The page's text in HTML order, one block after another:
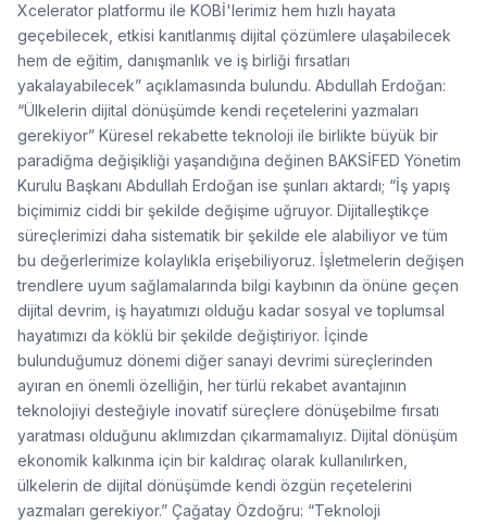
Xcelerator platformu ile KOBİ'lerimiz hem hızlı hayata
geçebilecek, etkisi kanıtlanmış dijital çözümlere ulaşabilecek
hem de eğitim, danışmanlık ve iş birliği fırsatları
yakalayabilecek” açıklamasında bulundu. Abdullah Erdoğan:
“Ülkelerin dijital dönüşümde kendi reçetelerini yazmaları
gerekiyor” Küresel rekabette teknoloji ile birlikte büyük bir
paradiğma değişikliği yaşandığına değinen BAKSİFED Yönetim
Kurulu Başkanı Abdullah Erdoğan ise şunları aktardı; “İş yapış
biçimimiz ciddi bir şekilde değişime uğruyor. Dijitalleştikçe
süreçlerimizi daha sistematik bir şekilde ele alabiliyor ve tüm
bu değerlerimize kolaylıkla erişebiliyoruz. İşletmelerin değişen
trendlere uyum sağlamalarında bilgi kaybının da önüne geçen
dijital devrim, iş hayatımızı olduğu kadar sosyal ve toplumsal
hayatımızı da köklü bir şekilde değiştiriyor. İçinde
bulunduğumuz dönemi diğer sanayi devrimi süreçlerinden
ayıran en önemli özelliğin, her türlü rekabet avantajının
teknolojiyi desteğiyle inovatif süreçlere dönüşebilme fırsatı
yaratması olduğunu aklımızdan çıkarmamalıyız. Dijital dönüşüm
ekonomik kalkınma için bir kaldıraç olarak kullanılırken,
ülkelerin de dijital dönüşümde kendi özgün reçetelerini
yazmaları gerekiyor.” Çağatay Özdoğru: “Teknoloji